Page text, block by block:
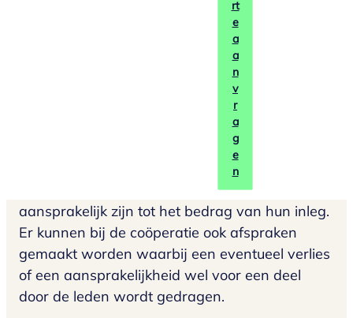
rt
e
a
a
n
v
r
a
g
e
n
aansprakelijkheid
De coöperatie is een rechtspersoon en dus zelf
aansprakelijk voor haar handelingen. Net als
bij de BV en de NV geldt dat de leden
aansprakelijk zijn tot het bedrag van hun inleg.
Er kunnen bij de coöperatie ook afspraken
gemaakt worden waarbij een eventueel verlies
of een aansprakelijkheid wel voor een deel
door de leden wordt gedragen.